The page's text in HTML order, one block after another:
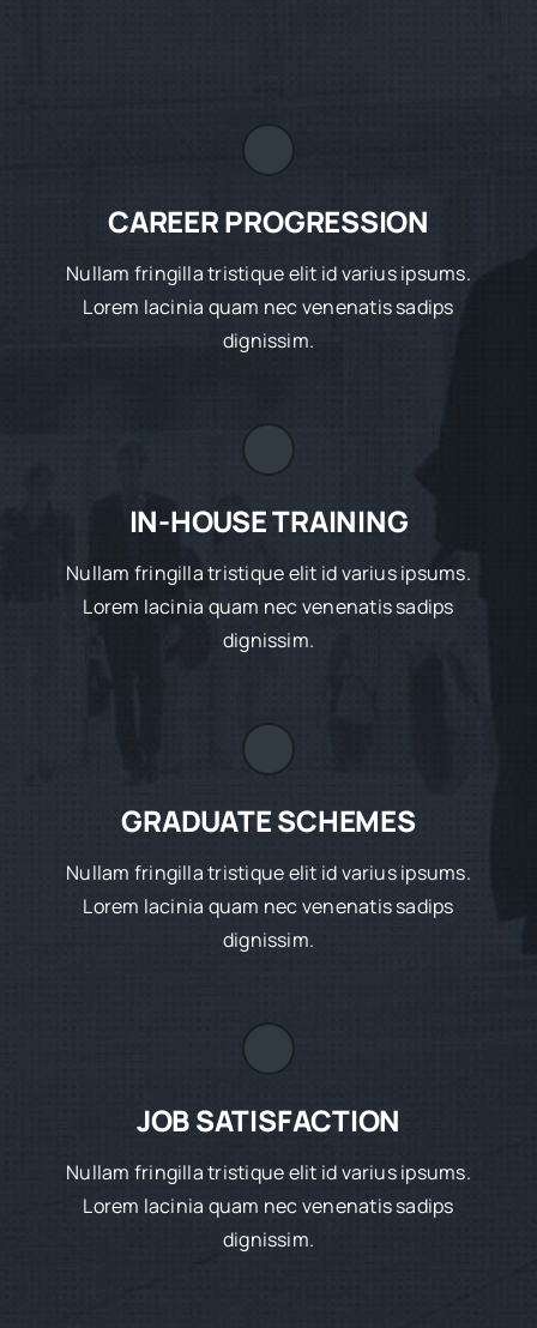
CAREER PROGRESSION
Nullam fringilla tristique elit id varius ipsums.
Lorem lacinia quam nec venenatis sadips
dignissim.
IN-HOUSE TRAINING
Nullam fringilla tristique elit id varius ipsums.
Lorem lacinia quam nec venenatis sadips
dignissim.
GRADUATE SCHEMES
Nullam fringilla tristique elit id varius ipsums.
Lorem lacinia quam nec venenatis sadips
dignissim.
JOB SATISFACTION
Nullam fringilla tristique elit id varius ipsums.
Lorem lacinia quam nec venenatis sadips
dignissim.